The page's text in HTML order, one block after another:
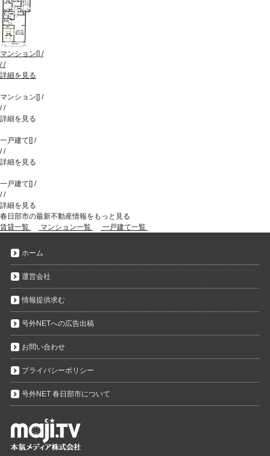
マンション [] /
//
詳細を見る
マンション [] /
//
詳細を見る
一戸建て [] /
//
詳細を見る
一戸建て [] /
//
詳細を見る
春日部市の最新不動産情報をもっと見る
賃貸一覧
マンション一覧 一戸建て一覧
ホーム
運営会社
情報提供求む
号外NETへの広告出稿
お問い合わせ
プライバシーポリシー
号外NET 春日部市について